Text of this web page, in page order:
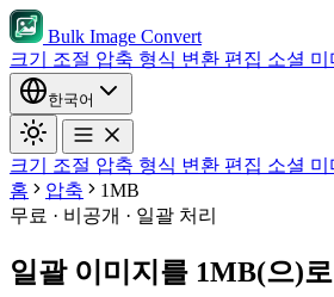
Bulk Image Convert
크기 조절 압축 형식 변환 편집 소셜 미
한국어
크기 조절 압축 형식 변환 편집 소셜 미
홈
압축
1MB
무료 · 비공개 · 일괄 처리
일괄 이미지를 1MB(으)